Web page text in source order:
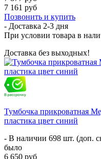
7 161 руб
Позвонить и купить
- Доставка 2-3 дня
При условии товара в
Доставка без выходных!
Тумбочка прикроватная
пластика цвет синий
- В наличии 698 шт. (доп.
было
6 650 руб